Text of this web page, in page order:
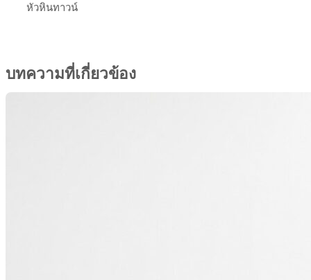
หัวหินทาวน์
บทความที่เกี่ยวข้อง